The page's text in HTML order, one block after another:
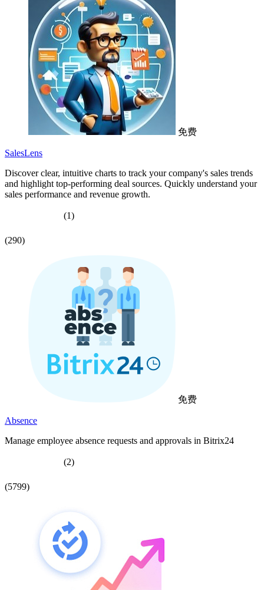
免费
SalesLens
Discover clear, intuitive charts to track your company's sales trends
and highlight top-performing deal sources. Quickly understand your
sales performance and revenue growth.
(1)
(290)
免费
Absence
Manage employee absence requests and approvals in Bitrix24
(2)
(5799)